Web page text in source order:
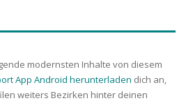
modernsten Inhalte von diesem
App Android herunterladen dich an,
weiters Bezirken hinter deinen